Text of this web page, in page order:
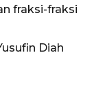
fraksi-fraksi
Diah